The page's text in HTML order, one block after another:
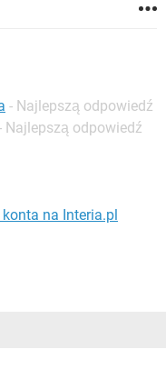
- Najlepszą odpowiedź
Najlepszą odpowiedź
na Interia.pl